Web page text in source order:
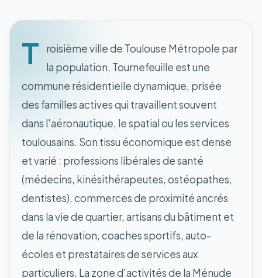
T
roisième ville de Toulouse Métropole par
la population, Tournefeuille est une
commune résidentielle dynamique, prisée
des familles actives qui travaillent souvent
dans l'aéronautique, le spatial ou les services
toulousains. Son tissu économique est dense
et varié : professions libérales de santé
(médecins, kinésithérapeutes, ostéopathes,
dentistes), commerces de proximité ancrés
dans la vie de quartier, artisans du bâtiment et
de la rénovation, coaches sportifs, auto-
écoles et prestataires de services aux
particuliers. La zone d'activités de la Ménude